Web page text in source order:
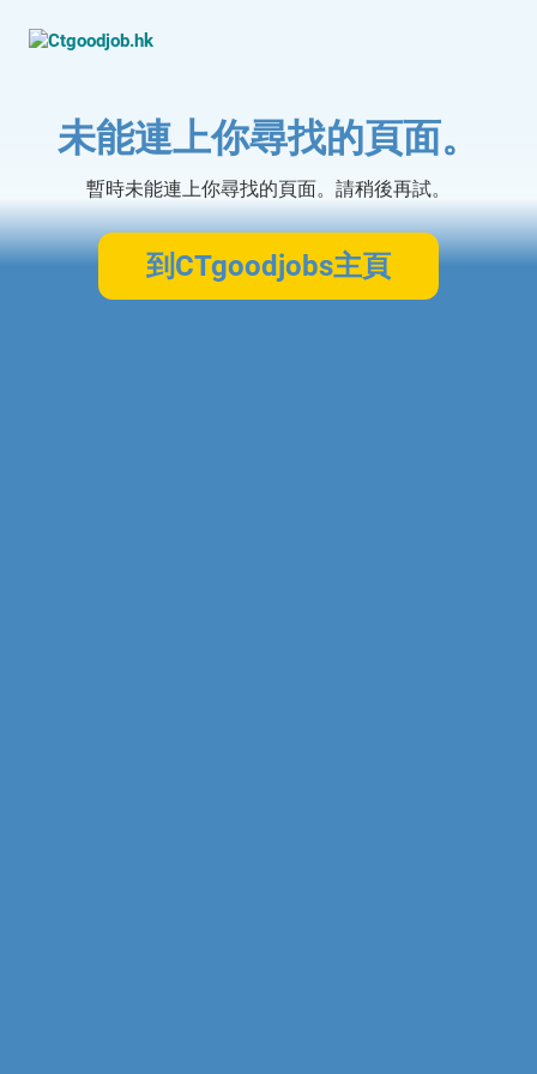
未能連上你尋找的頁面。
暫時未能連上你尋找的頁面。請稍後再試。
到CTgoodjobs主頁